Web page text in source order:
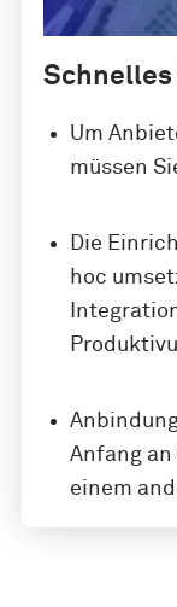
Schnelles
Um
müssen
Die
hoc
Anfang an
einem